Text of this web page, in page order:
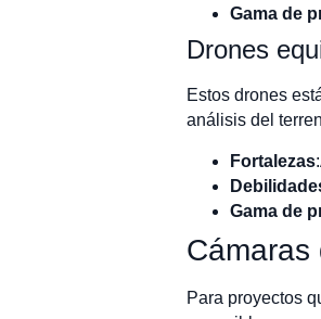
Gama de
Drones
Estos drones
análisis del
Fortalezas
Gama de
Cámaras
Para proyectos